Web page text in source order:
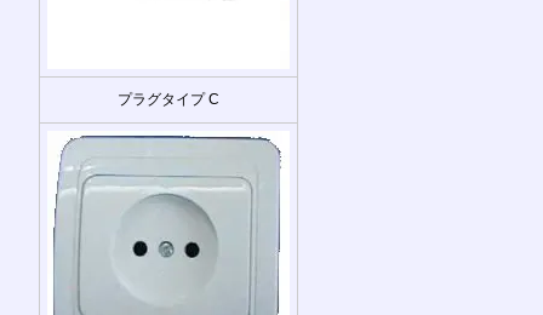
プラグタイプ C